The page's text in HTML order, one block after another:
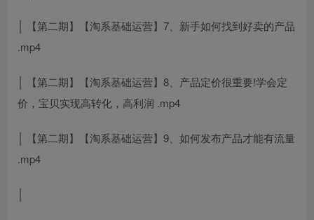
│ 【第二期】【淘系基础运营】7、新手如何找到好卖的产品
.mp4
│ 【第二期】【淘系基础运营】8、产品定价很重要!学会定
价，宝贝实现高转化，高利润 .mp4
│ 【第二期】【淘系基础运营】9、如何发布产品才能有流量
.mp4
│